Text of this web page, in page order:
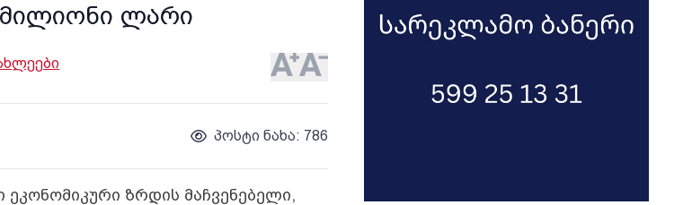
მილიონი ლარი
პოსტი ნახა: 786
ზრდის მაჩვენებელი,